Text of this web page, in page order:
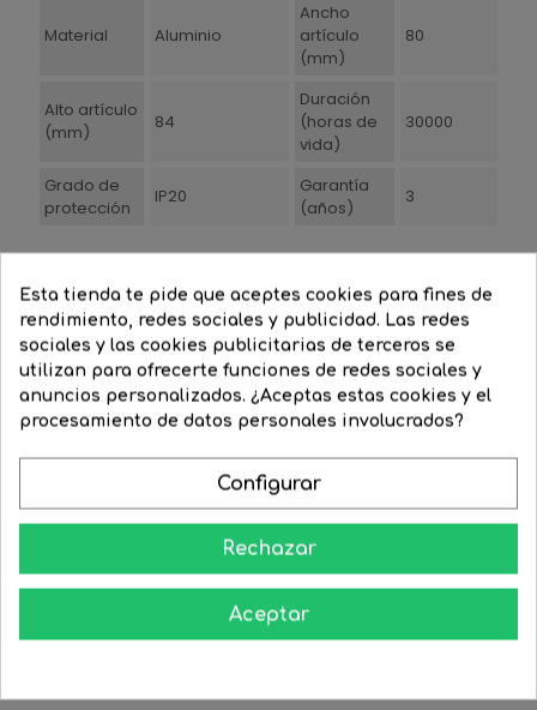
Material Aluminio
Ancho
artículo
(mm)
80
Alto artículo
(mm)
84
Duración
(horas de
vida)
30000
Grado de
protección
IP20
Garantía
(años)
3
También Podría Gustarte
-46% -27%
Esta tienda te pide que aceptes cookies para fines de
rendimiento, redes sociales y publicidad. Las redes
sociales y las cookies publicitarias de terceros se
utilizan para ofrecerte funciones de redes sociales y
anuncios personalizados. ¿Aceptas estas cookies y el
procesamiento de datos personales involucrados?
Configurar
Rechazar
Aceptar